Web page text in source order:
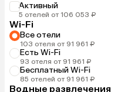
Активный
5 отелей от 106 053 ₽
Wi-Fi
Все отели
103 отеля от 91 961 ₽
Есть Wi-Fi
93 отеля от 91 961 ₽
Бесплатный Wi-Fi
85 отелей от 91 961 ₽
Водные развлечения